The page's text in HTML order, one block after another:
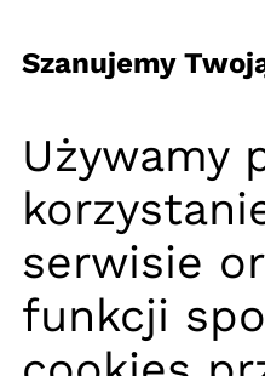
Szanujemy
Używamy
serwisie
funkcji